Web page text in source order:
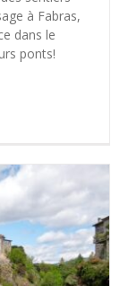
à Fabras,
dans le
ponts!